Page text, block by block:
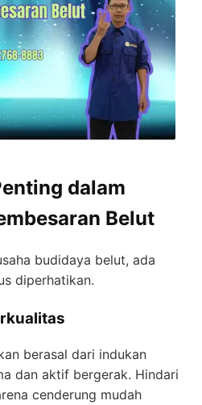
dalam
Belut
budidaya belut, ada
diperhatikan.
berasal dari indukan
dan aktif bergerak. Hindari
cenderung mudah